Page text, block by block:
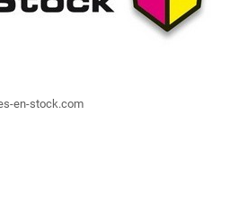
en-stock.com